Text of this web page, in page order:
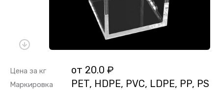
Цена за кг от 20.0 ₽
Маркировка PET, HDPE, PVC, LDPE, PP, PS